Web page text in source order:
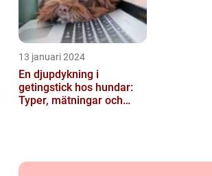
13 januari 2024
En djupdykning i
getingstick hos hundar:
Typer, mätningar och